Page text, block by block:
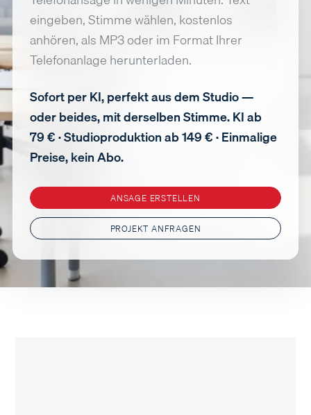
eingeben, Stimme wählen, kostenlos
anhören, als MP3 oder im Format Ihrer
Telefonanlage herunterladen.
Sofort per KI, perfekt aus dem Studio —
oder beides, mit derselben Stimme. KI ab
79 € · Studioproduktion ab 149 € · Einmalige
Preise, kein Abo.
ANSAGE ERSTELLEN
PROJEKT ANFRAGEN